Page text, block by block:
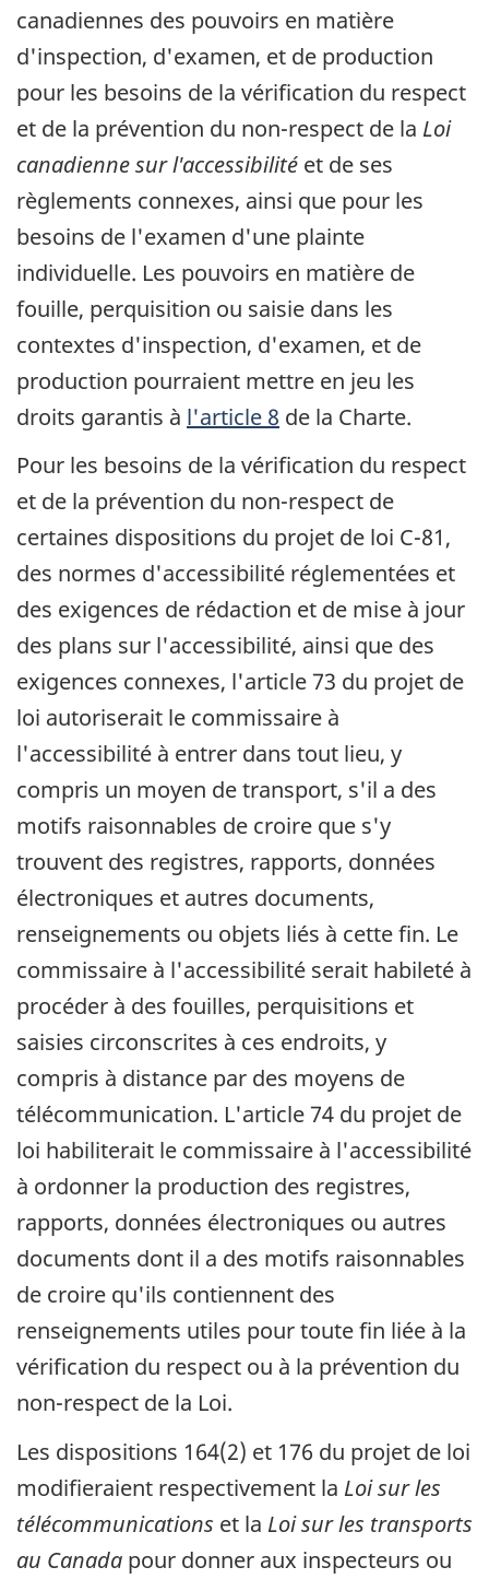
canadiennes des pouvoirs en matière
d'inspection, d'examen, et de production
pour les besoins de la vérification du respect
et de la prévention du non-respect de la Loi
canadienne sur l'accessibilité et de ses
règlements connexes, ainsi que pour les
besoins de l'examen d'une plainte
individuelle. Les pouvoirs en matière de
fouille, perquisition ou saisie dans les
contextes d'inspection, d'examen, et de
production pourraient mettre en jeu les
droits garantis à l'article 8 de la Charte.
Pour les besoins de la vérification du respect
et de la prévention du non-respect de
certaines dispositions du projet de loi C-81,
des normes d'accessibilité réglementées et
des exigences de rédaction et de mise à jour
des plans sur l'accessibilité, ainsi que des
exigences connexes, l'article 73 du projet de
loi autoriserait le commissaire à
l'accessibilité à entrer dans tout lieu, y
compris un moyen de transport, s'il a des
motifs raisonnables de croire que s'y
trouvent des registres, rapports, données
électroniques et autres documents,
renseignements ou objets liés à cette fin. Le
commissaire à l'accessibilité serait habileté à
procéder à des fouilles, perquisitions et
saisies circonscrites à ces endroits, y
compris à distance par des moyens de
télécommunication. L'article 74 du projet de
loi habiliterait le commissaire à l'accessibilité
à ordonner la production des registres,
rapports, données électroniques ou autres
documents dont il a des motifs raisonnables
de croire qu'ils contiennent des
renseignements utiles pour toute fin liée à la
vérification du respect ou à la prévention du
non-respect de la Loi.
Les dispositions 164(2) et 176 du projet de loi
modifieraient respectivement la Loi sur les
télécommunications et la Loi sur les transports
au Canada pour donner aux inspecteurs ou